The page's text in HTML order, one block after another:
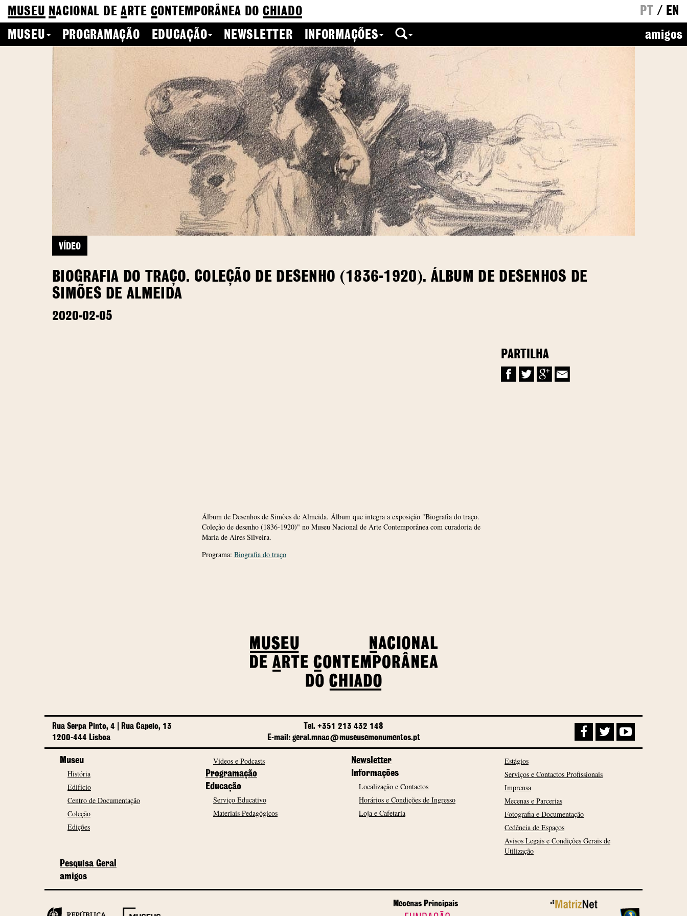
MUSEU NACIONAL DEA RTE CONTEMPORÂNEA DO CHIADO PT / EN
MUSEU
PROGRAMAÇÃO EDUCAÇÃO NEWSLETTER INFORMAÇÕES amigos
VÍDEO
BIOGRAFIA DO TRAÇO. COLEÇÃO DE DESENHO (1836-1920). ÁLBUM DE DESENHOS DE
SIMÕES DE ALMEIDA
2020-02-05
Álbum de Desenhos de Simões de Almeida. Álbum que integra a exposição "Biografia do traço.
Coleção de desenho (1836-1920)" no Museu Nacional de Arte Contemporânea com curadoria de
Maria de Aires Silveira.
Programa: Biografia do traço
PARTILHA
Rua Serpa Pinto, 4 | Rua Capelo, 13
1200-444 Lisboa
Tel. +351 213 432 148
E-mail: geral.mnac@museusemonumentos.pt
Museu
História
Edifício
Centro de Documentação
Coleção
Edições
Vídeos e Podcasts
Programação
Educação
Serviço Educativo
Materiais Pedagógicos
Newsletter
Informações
Localização e Contactos
Horários e Condições de Ingresso
Loja e Cafetaria
Estágios
Serviços e Contactos Profissionais
Imprensa
Mecenas e Parcerias
Fotografia e Documentação
Cedência de Espaços
Avisos Legais e Condições Gerais de
Utilização
Pesquisa Geral
amigos
Mecenas Principais